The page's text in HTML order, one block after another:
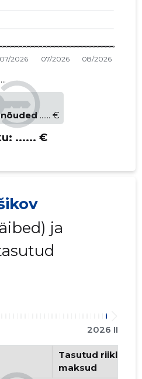
...... €
...... €
ja
2026 II
Tasutud riiklikud
maksud